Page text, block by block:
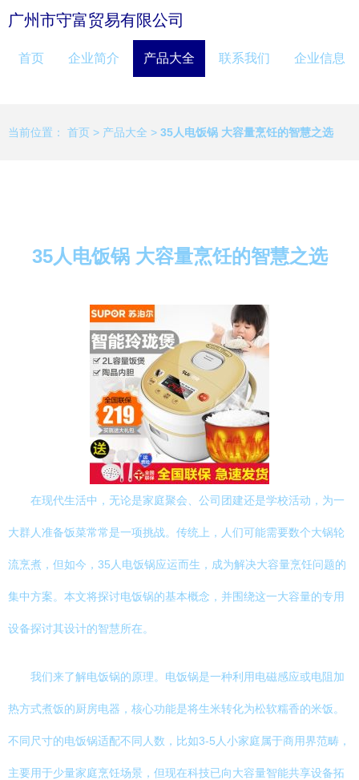
广州市守富贸易有限公司
首页 企业简介 产品大全 联系我们 企业信息
当前位置： 首页 > 产品大全 > 35人电饭锅 大容量烹饪的智慧之选
35人电饭锅 大容量烹饪的智慧之选
在现代生活中，无论是家庭聚会、公司团建还是学校活动，为一
大群人准备饭菜常常是一项挑战。传统上，人们可能需要数个大锅轮
流烹煮，但如今，35人电饭锅应运而生，成为解决大容量烹饪问题的
集中方案。本文将探讨电饭锅的基本概念，并围绕这一大容量的专用
设备探讨其设计的智慧所在。
我们来了解电饭锅的原理。电饭锅是一种利用电磁感应或电阻加
热方式煮饭的厨房电器，核心功能是将生米转化为松软糯香的米饭。
不同尺寸的电饭锅适配不同人数，比如3-5人小家庭属于商用界范畴，
主要用于少量家庭烹饪场景，但现在科技已向大容量智能共享设备拓